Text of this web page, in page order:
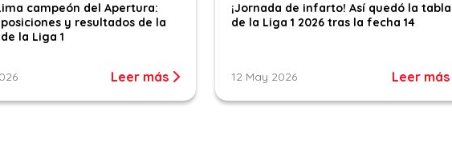
campeón del Apertura:
y resultados de la
la Liga 1
Leer más
¡Jornada de infarto! Así quedó la tabla
de la Liga 1 2026 tras la fecha 14
12 May 2026 Leer más